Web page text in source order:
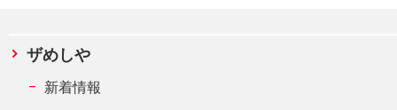
ザめしや
新着情報